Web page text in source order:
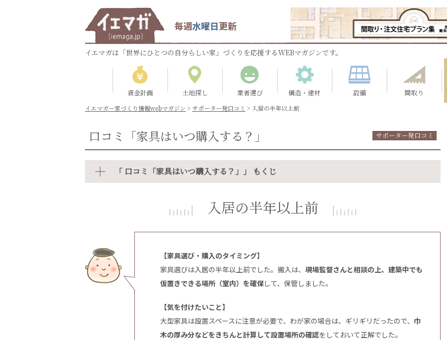
毎週水曜日更新
イエマガは「世界にひとつの自分らしい家」づくりを応援するWEBマガジンです。
資金計画 土地探し 業者選び 構造・建材 設備 間取り
イエマガー家づくり情報webマガジン > サポーター発口コミ > 入居の半年以上前
口コミ「家具はいつ購入する？」 サポーター発口コミ
「 口コミ「家具はいつ購入する？」」 もくじ
入居の半年以上前
【家具選び・購入のタイミング】
家具選びは入居の半年以上前でした。搬入は、 現場監督さんと相談の上、建築中でも
仮置きできる場所（室内）を確保して、保管しました。
【気を付けたいこと】
大型家具は設置スペースに注意が必要で、わが家の場合は、ギリギリだったので、 巾
木の厚み分などをきちんと計算して設置場所の確認をしておいて正解でした。